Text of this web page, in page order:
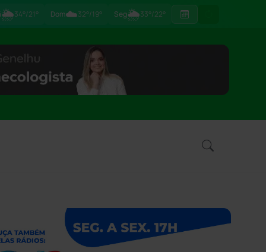
🌦34°/21° Dom☁️32°/19° Seg🌦33°/22°